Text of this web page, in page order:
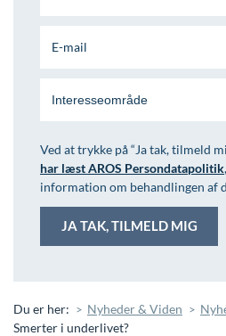
Interesseområde
har læst AROS Persondatapolitik
information om behandlingen af
Du er her: Nyheder & Viden
Smerter i underlivet?